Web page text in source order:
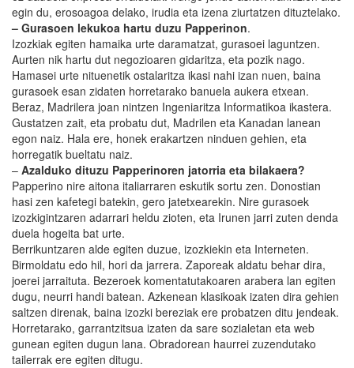
egin du, erosoagoa delako, irudia eta izena ziurtatzen dituztelako.
– Gurasoen lekukoa hartu duzu Papperinon.
Izozkiak egiten hamaika urte daramatzat, gurasoei laguntzen.
Aurten nik hartu dut negozioaren gidaritza, eta pozik nago.
Hamasei urte nituenetik ostalaritza ikasi nahi izan nuen, baina
gurasoek esan zidaten horretarako banuela aukera etxean.
Beraz, Madrilera joan nintzen Ingeniaritza Informatikoa ikastera.
Gustatzen zait, eta probatu dut, Madrilen eta Kanadan lanean
egon naiz. Hala ere, honek erakartzen ninduen gehien, eta
horregatik bueltatu naiz.
– Azalduko dituzu Papperinoren jatorria eta bilakaera?
Papperino nire aitona italiarraren eskutik sortu zen. Donostian
hasi zen kafetegi batekin, gero jatetxearekin. Nire gurasoek
izozkigintzaren adarrari heldu zioten, eta Irunen jarri zuten denda
duela hogeita bat urte.
Berrikuntzaren alde egiten duzue, izozkiekin eta Interneten.
Birmoldatu edo hil, hori da jarrera. Zaporeak aldatu behar dira,
joerei jarraituta. Bezeroek komentatutakoaren arabera lan egiten
dugu, neurri handi batean. Azkenean klasikoak izaten dira gehien
saltzen direnak, baina izozki bereziak ere probatzen ditu jendeak.
Horretarako, garrantzitsua izaten da sare sozialetan eta web
gunean egiten dugun lana. Obradorean haurrei zuzendutako
tailerrak ere egiten ditugu.